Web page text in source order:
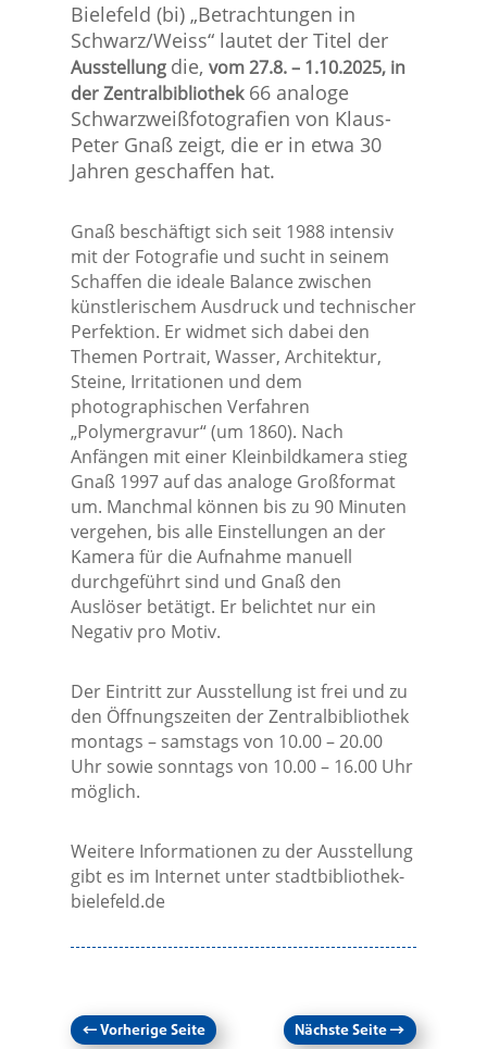
Bielefeld (bi) „Betrachtungen in
Schwarz/Weiss“ lautet der Titel der
Ausstellung die, vom 27.8. – 1.10.2025, in
der Zentralbibliothek66 analoge
Schwarzweißfotografien von Klaus-
Peter Gnaß zeigt, die er in etwa 30
Jahren geschaffen hat.
Gnaß beschäftigt sich seit 1988 intensiv
mit der Fotografie und sucht in seinem
Schaffen die ideale Balance zwischen
künstlerischem Ausdruck und technischer
Perfektion. Er widmet sich dabei den
Themen Portrait, Wasser, Architektur,
Steine, Irritationen und dem
photographischen Verfahren
„Polymergravur“ (um 1860). Nach
Anfängen mit einer Kleinbildkamera stieg
Gnaß 1997 auf das analoge Großformat
um. Manchmal können bis zu 90 Minuten
vergehen, bis alle Einstellungen an der
Kamera für die Aufnahme manuell
durchgeführt sind und Gnaß den
Auslöser betätigt. Er belichtet nur ein
Negativ pro Motiv.
Der Eintritt zur Ausstellung ist frei und zu
den Öffnungszeiten der Zentralbibliothek
montags – samstags von 10.00 – 20.00
Uhr sowie sonntags von 10.00 – 16.00 Uhr
möglich.
Weitere Informationen zu der Ausstellung
gibt es im Internet unter stadtbibliothek-
bielefeld.de
←Vorherige Seite Nächste Seite→